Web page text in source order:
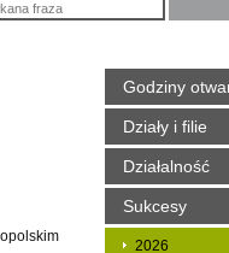
Godziny
Działy i filie
Działalność
Sukcesy
2026